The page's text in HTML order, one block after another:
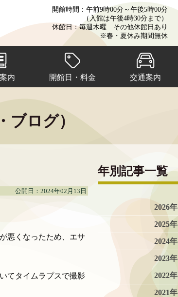
開館時間：午前9時00分～午後5時00分
（入館は午後4時30分まで）
休館日：毎週木曜 その他休館日あり
※春・夏休み期間無休
内 開館日・料金 交通案内
ログ）
公開日：2024年02月13日
悪くなったため、エサ
てタイムラプスで撮影
年別記事一覧
2026年
2025年
2024年
2023年
2022年
2021年